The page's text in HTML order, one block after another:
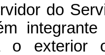
do
o exterior